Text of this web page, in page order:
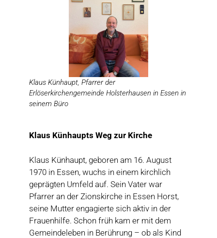
Klaus Künhaupt, Pfarrer der
Erlöserkirchengemeinde Holsterhausen in Essen in
seinem Büro
Klaus Künhaupts Weg zur Kirche
Klaus Künhaupt, geboren am 16. August
1970 in Essen, wuchs in einem kirchlich
geprägten Umfeld auf. Sein Vater war
Pfarrer an der Zionskirche in Essen Horst,
seine Mutter engagierte sich aktiv in der
Frauenhilfe. Schon früh kam er mit dem
Gemeindeleben in Berührung – ob als Kind